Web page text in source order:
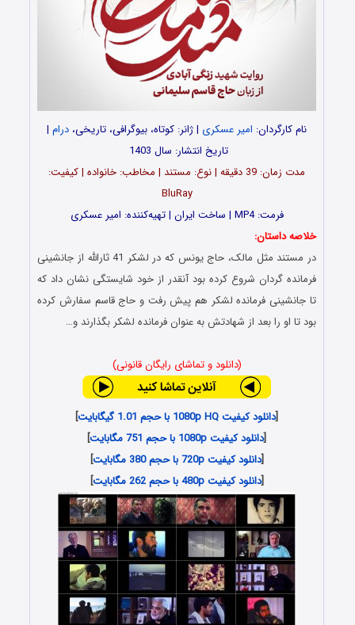
نام کارگردان: امیر عسکری | ژانر: کوتاه، بیوگرافی، تاریخی، درام |
تاریخ انتشار: سال 1403 ‌
مدت‌‌ زمان: 39 دقیقه | نوع: مستند | مخاطب: خانواده | کیفیت:
BluRay
فرمت: MP4 | ساخت ایران | تهیه‌کننده: امیر عسکری
خلاصه داستان:
در مستند مثل مالک، حاج یونس که در لشکر 41 ثارالله از جانشینی
فرمانده گردان شروع کرده بود آنقدر از خود شایستگی نشان داد که
تا جانشینی فرمانده لشکر هم پیش رفت و حاج قاسم سفارش کرده
بود تا او را بعد از شهادتش به عنوان فرمانده لشکر بگذارند و…
(دانلود و تماشای رایگان قانونی)
[دانلود کیفیت 1080p HQ با حجم 1.01 گیگابایت
]
[دانلود کیفیت 1080p با حجم 751 مگابایت
]
[دانلود کیفیت 720p با حجم 380 مگابایت
]
[دانلود کیفیت 480p با حجم 262 مگابایت ]